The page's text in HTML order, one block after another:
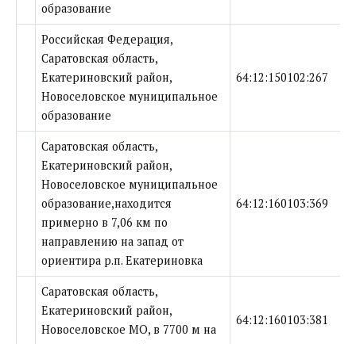
образование
Российская Федерация,
Саратовская область,
Екатериновский район,
Новоселовское муниципальное
образование
64:12:150102:267
Саратовская область,
Екатериновский район,
Новоселовское муниципальное
образование,находится
примерно в 7,06 км по
направлению на запад от
ориентира р.п. Екатериновка
64:12:160103:369
Саратовская область,
Екатериновский район,
Новоселовское МО, в 7700 м на
64:12:160103:381